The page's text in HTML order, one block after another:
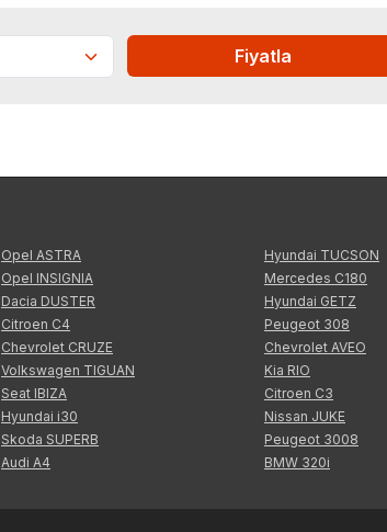
Fiyatla
Opel ASTRA
Opel INSIGNIA
Dacia DUSTER
Citroen C4
Chevrolet CRUZE
Volkswagen TIGUAN
Seat IBIZA
Hyundai i30
Skoda SUPERB
Audi A4
Hyundai TUCSON
Mercedes C180
Hyundai GETZ
Peugeot 308
Chevrolet AVEO
Kia RIO
Citroen C3
Nissan JUKE
Peugeot 3008
BMW 320i